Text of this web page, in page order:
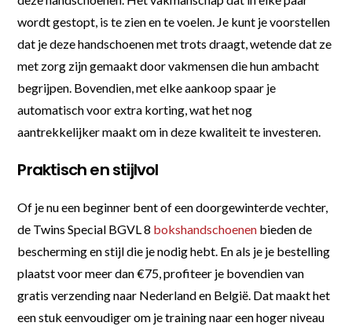
wordt gestopt, is te zien en te voelen. Je kunt je voorstellen
dat je deze handschoenen met trots draagt, wetende dat ze
met zorg zijn gemaakt door vakmensen die hun ambacht
begrijpen. Bovendien, met elke aankoop spaar je
automatisch voor extra korting, wat het nog
aantrekkelijker maakt om in deze kwaliteit te investeren.
Praktisch en stijlvol
Of je nu een beginner bent of een doorgewinterde vechter,
de Twins Special BGVL 8 bokshandschoenen bieden de
bescherming en stijl die je nodig hebt. En als je je bestelling
plaatst voor meer dan €75, profiteer je bovendien van
gratis verzending naar Nederland en België. Dat maakt het
een stuk eenvoudiger om je training naar een hoger niveau